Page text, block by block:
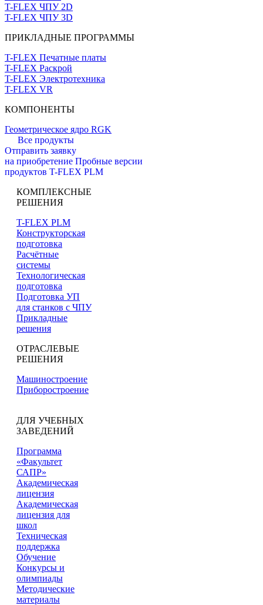
T-FLEX ЧПУ 2D
T-FLEX ЧПУ 3D
ПРИКЛАДНЫЕ ПРОГРАММЫ
T-FLEX Печатные платы
T-FLEX Раскрой
T-FLEX Электротехника
T-FLEX VR
КОМПОНЕНТЫ
Геометрическое ядро RGK
Все продукты
Отправить заявку
на приобретение Пробные версии
продуктов T-FLEX PLM
КОМПЛЕКСНЫЕ
РЕШЕНИЯ
T-FLEX PLM
Конструкторская
подготовка
Расчётные
системы
Технологическая
подготовка
Подготовка УП
для станков с ЧПУ
Прикладные
решения
ОТРАСЛЕВЫЕ
РЕШЕНИЯ
Машиностроение
Приборостроение
ДЛЯ УЧЕБНЫХ
ЗАВЕДЕНИЙ
Программа
«Факультет
САПР»
Академическая
лицензия
Академическая
лицензия для
школ
Техническая
поддержка
Обучение
Конкурсы и
олимпиады
Методические
материалы